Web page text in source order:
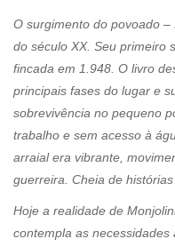
O surgimento do povoado
do século XX. Seu primeiro
fincada em 1.948. O livro
principais fases do lugar e
sobrevivência no pequeno
trabalho e sem acesso à
arraial era vibrante,
guerreira. Cheia de
Hoje a realidade de
contempla as